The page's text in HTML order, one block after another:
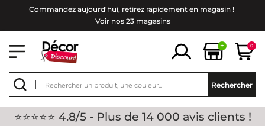
Commandez aujourd'hui, retirez rapidement en magasin !
Voir nos 23 magasins
+ 0
Rechercher
⭐⭐⭐⭐⭐ 4.8/5 - Plus de 14 000 avis clients !